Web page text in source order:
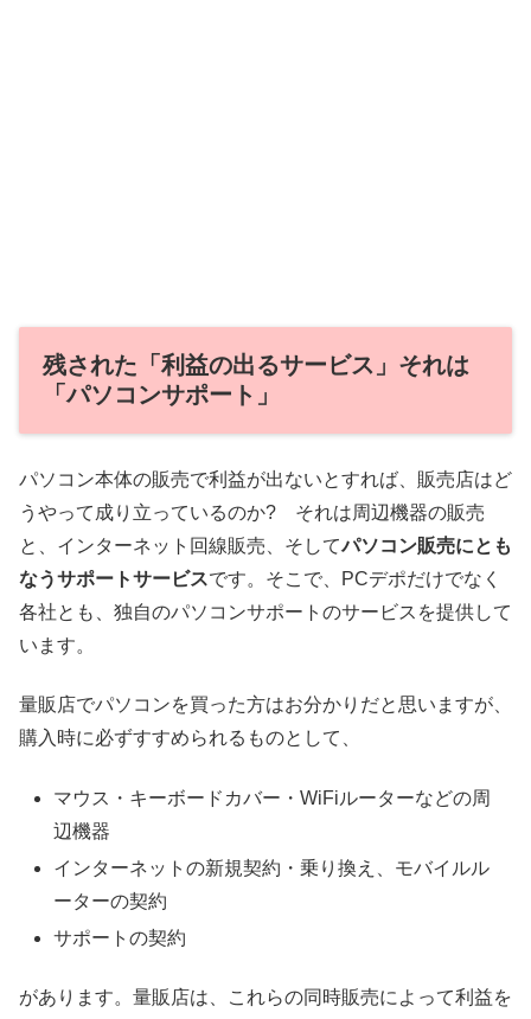
残された「利益の出るサービス」それは
「パソコンサポート」
パソコン本体の販売で利益が出ないとすれば、販売店はど
うやって成り立っているのか? それは周辺機器の販売
と、インターネット回線販売、そしてパソコン販売にとも
なうサポートサービスです。そこで、PCデポだけでなく
各社とも、独自のパソコンサポートのサービスを提供して
います。
量販店でパソコンを買った方はお分かりだと思いますが、
購入時に必ずすすめられるものとして、
マウス・キーボードカバー・WiFiルーターなどの周
辺機器
インターネットの新規契約・乗り換え、モバイルル
ーターの契約
サポートの契約
があります。量販店は、これらの同時販売によって利益を